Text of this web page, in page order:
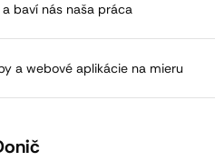
baví nás naša práca
a webové aplikácie na mieru